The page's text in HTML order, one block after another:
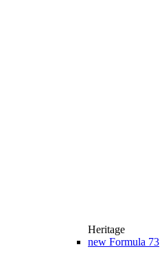
Heritage
new Formula 73